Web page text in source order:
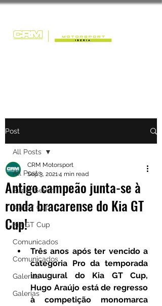
Post
All Posts
Super Seven
Kia GT Cup
Kia GT Cup
Comunicados
Comunicados
Galerias
Galerias
All Posts
Antigo campeão junta-se à
ronda bracarense do Kia GT
Cup!
CRM Motorsport
Sep 3, 20214 min read
Três anos após ter vencido a
categoria Pro da temporada
inaugural do Kia GT Cup,
Hugo Araújo está de regresso
à competição monomarca